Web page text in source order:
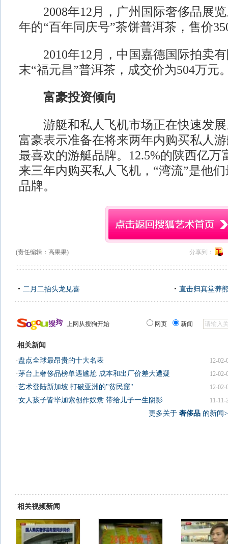
2008年12月，广州国际奢侈品展览
年的“百年同庆号”茶饼普洱茶，售价
2010年12月，中国嘉德国际拍卖有
末“福元昌”普洱茶，成交价为504万元
富豪投资倾向
游艇和私人飞机市场正在快速发展
富豪表示准备在将来两年内购买私人
最喜欢的游艇品牌。12.5%的陕西亿万
来三年内购买私人飞机，“湾流”是他
品牌。
(责任编辑：高果果) 分享到：
二月二抬头龙见喜 直击归真堂养
上网从搜狗开始 网页 新闻
相关新闻
12-02-
·盘点全球最昂贵的十大名表
12-02-
·茅台上奢侈品榜单遇尴尬 成本和出厂价差大遭疑
12-02-
·艺术登陆新加坡 打破亚洲的"贫民窟"
11-11-
·女人孩子皆毕加索创作奴隶 带给儿子一生阴影
更多关于 奢侈品的新闻
相关视频新闻